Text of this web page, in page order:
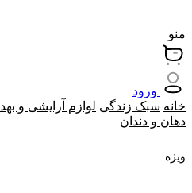
منو
ورود
خانه سبک زندگی لوازم آرایشی و
دهان و دندان
ویژه